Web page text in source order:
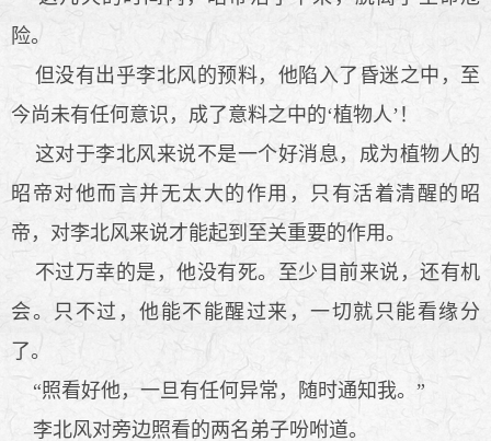
险。
但没有出乎李北风的预料，他陷入了昏迷之中，至
今尚未有任何意识，成了意料之中的‘植物人’！
这对于李北风来说不是一个好消息，成为植物人的
昭帝对他而言并无太大的作用，只有活着清醒的昭
帝，对李北风来说才能起到至关重要的作用。
不过万幸的是，他没有死。至少目前来说，还有机
会。只不过，他能不能醒过来，一切就只能看缘分
了。
“照看好他，一旦有任何异常，随时通知我。”
李北风对旁边照看的两名弟子吩咐道。